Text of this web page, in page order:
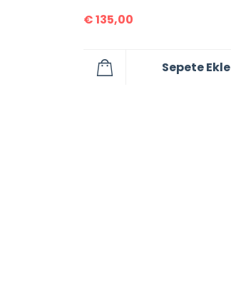
€135,00
Sepete Ekle